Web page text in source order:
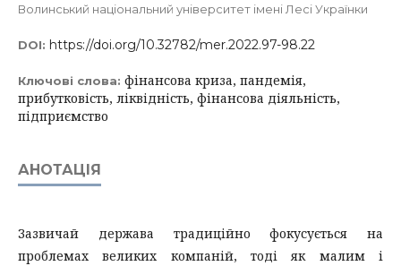
Волинський нацiональний унiверситет iменi Лесi Українки
DOI: https://doi.org/10.32782/mer.2022.97-98.22
Ключові слова: фiнансова криза, пандемiя,
прибутковiсть, лiквiднiсть, фiнансова дiяльнiсть,
пiдприємство
АНОТАЦІЯ
Зазвичай держава традицiйно фокусується на
проблемах великих компанiй, тодi як малим i